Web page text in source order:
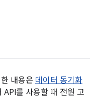
내용은 데이터 동기화
API를 사용할 때 전원 고